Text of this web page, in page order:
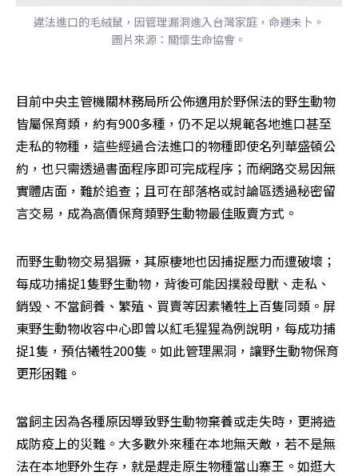
違法進口的毛絨鼠，因管理漏洞進入台灣家庭，命運未卜。
圖片來源：關懷生命協會。
目前中央主管機關林務局所公佈適用於野保法的野生動物
皆屬保育類，約有900多種，仍不足以規範各地進口甚至
走私的物種，這些經過合法進口的物種即使名列華盛頓公
約，也只需透過書面程序即可完成程序；而網路交易因無
實體店面，難於追查；且可在部落格或討論區透過秘密留
言交易，成為高價保育類野生動物最佳販賣方式。
而野生動物交易猖獗，其原棲地也因捕捉壓力而遭破壞；
每成功捕捉1隻野生動物，背後可能因撲殺母獸、走私、
銷毀、不當飼養、繁殖、買賣等因素犧牲上百隻同類。屏
東野生動物收容中心即曾以紅毛猩猩為例說明，每成功捕
捉1隻，預估犧牲200隻。如此管理黑洞，讓野生動物保育
更形困難。
當飼主因為各種原因導致野生動物棄養或走失時，更將造
成防疫上的災難。大多數外來種在本地無天敵，若不是無
法在本地野外生存，就是趕走原生物種當山寨王。如逛大